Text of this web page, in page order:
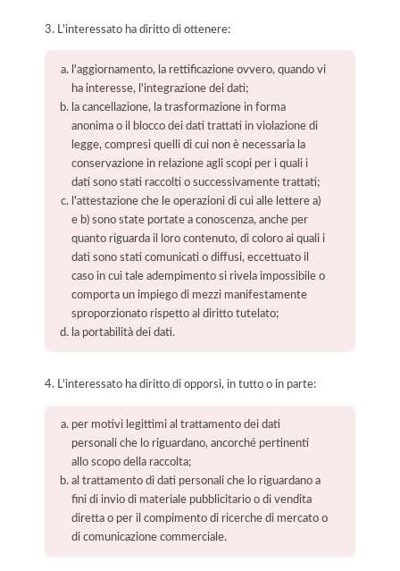
3. L'interessato ha diritto di ottenere:
l'aggiornamento, la rettificazione ovvero, quando vi
ha interesse, l'integrazione dei dati;
la cancellazione, la trasformazione in forma
anonima o il blocco dei dati trattati in violazione di
legge, compresi quelli di cui non è necessaria la
conservazione in relazione agli scopi per i quali i
dati sono stati raccolti o successivamente trattati;
l'attestazione che le operazioni di cui alle lettere a)
e b) sono state portate a conoscenza, anche per
quanto riguarda il loro contenuto, di coloro ai quali i
dati sono stati comunicati o diffusi, eccettuato il
caso in cui tale adempimento si rivela impossibile o
comporta un impiego di mezzi manifestamente
sproporzionato rispetto al diritto tutelato;
la portabilità dei dati.
4. L'interessato ha diritto di opporsi, in tutto o in parte:
per motivi legittimi al trattamento dei dati
personali che lo riguardano, ancorché pertinenti
allo scopo della raccolta;
al trattamento di dati personali che lo riguardano a
fini di invio di materiale pubblicitario o di vendita
diretta o per il compimento di ricerche di mercato o
di comunicazione commerciale.